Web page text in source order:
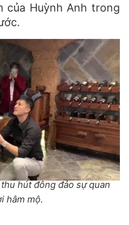
của Huỳnh Anh trong
hút đông đảo sự quan
hâm mộ.